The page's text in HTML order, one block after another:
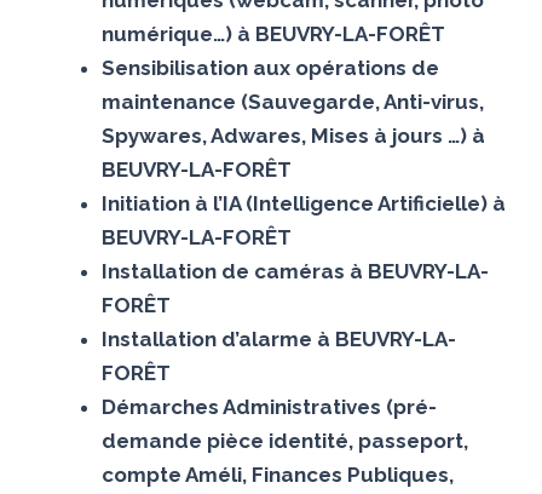
numérique…) à BEUVRY-LA-FORÊT
Sensibilisation aux opérations de
maintenance (Sauvegarde, Anti-virus,
Spywares, Adwares, Mises à jours …) à
BEUVRY-LA-FORÊT
Initiation à l’IA (Intelligence Artificielle) à
BEUVRY-LA-FORÊT
Installation de caméras à BEUVRY-LA-
FORÊT
Installation d’alarme à BEUVRY-LA-
FORÊT
Démarches Administratives (pré-
demande pièce identité, passeport,
compte Améli, Finances Publiques,